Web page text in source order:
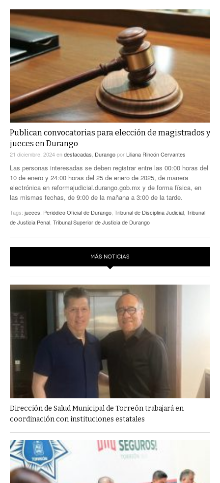
Publican convocatorias para elección de magistrados y
jueces en Durango
21 diciembre, 2024endestacadas Durangopor Liliana Rincón Cervantes
Las personas interesadas se deben registrar entre las 00:00 horas del
10 de enero y 24:00 horas del 25 de enero de 2025, de manera
electrónica en reformajudicial.durango.gob.mx y de forma física, en
las mismas fechas, de 9:00 de la mañana a 3:00 de la tarde.
Tags: jueces Periódico Oficial de Durango Tribunal de Disciplina Judicial Tribunal
de Justicia Penal Tribunal Superior de Justicia de Durango
MÁS NOTICIAS
Dirección de Salud Municipal de Torreón trabajará en
coordinación con instituciones estatales